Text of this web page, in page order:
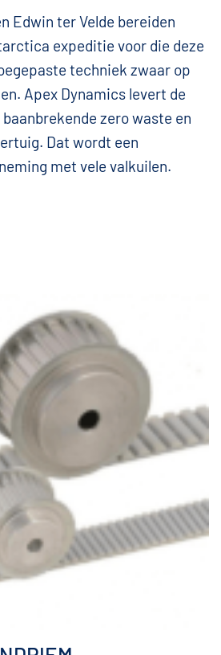
Edwin ter Velde bereiden
expeditie voor die deze
techniek zwaar op
Apex Dynamics levert de
zero waste en
Dat wordt een
met vele valkuilen.